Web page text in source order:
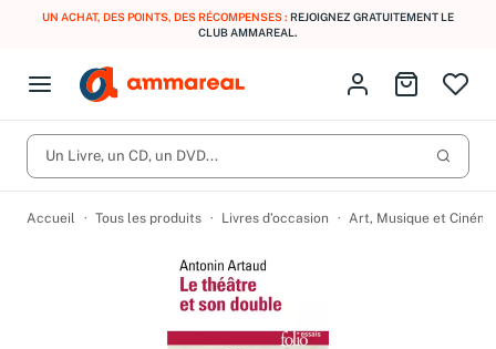
UN ACHAT, DES POINTS, DES RÉCOMPENSES : REJOIGNEZ GRATUITEMENT LE
CLUB AMMAREAL.
Open menu
Fermer le menu
CD d'occasion
Produits Catégories
Vous n'avez pas trouvé l'article que vous cherchiez ?
Identifiez-vous
Aller au
Un Livre, un CD, un DVD...
Accueil Tous les produits Livres d’occasion Art, Musique et Cinéma